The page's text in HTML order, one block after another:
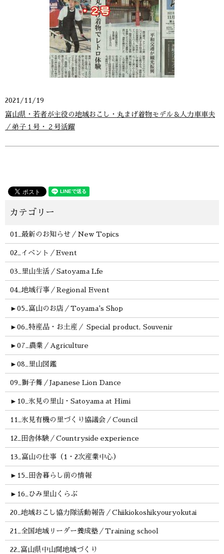
2021/11/19
富山県・若者が主役の地域おこし・丸まげ着物モデル＆人力車車夫
／弟子１号・２号活躍
01_最新のお知らせ／New Topics
02_イベント／Event
03_里山生活／Satoyama Lfe
04_地域行事／Regional Event
► 05_富山のお店／Toyama's Shop
► 06_特産品・お土産／ Special product, Souvenir
► 07_農業／Agriculture
► 08_里山図鑑
09_獅子舞／Japanese Lion Dance
► 10_氷見の里山・Satoyama at Himi
11_氷見有機の里づくり協議会／Council
12_田舎体験／Countryside experience
13_富山の仕事（1・2次産業中心）
► 15_田舎暮らし前の情報
► 16_ひみ里山くらぶ
20_地域おこし協力隊活動報告／Chiikiokoshikyouryokutai
21_全国地域リーダー養成塾／Training school
22_富山県中山間地域づくり